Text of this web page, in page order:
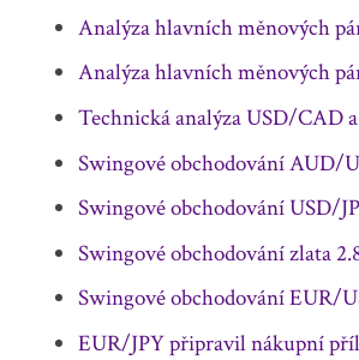
Analýza hlavních měnových
Analýza hlavních měnových
Technická analýza USD/CAD
Swingové obchodování AUD/
Swingové obchodování USD/
Swingové obchodování zlata
Swingové obchodování EUR/
EUR/JPY připravil nákupní